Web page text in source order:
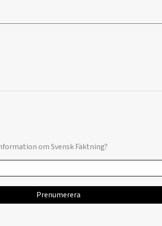
om Svensk Fäktning?